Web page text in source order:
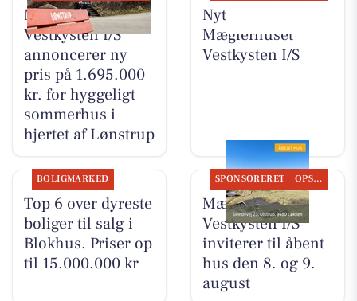
Mæglerhuset
Vestkysten I/S
annoncerer ny
pris på 1.695.000
kr. for hyggeligt
sommerhus i
hjertet af Lønstrup
Nyt fra
Mæglerhuset
Vestkysten I/S
BOLIGMARKED
Top 6 over dyreste
boliger til salg i
Blokhus. Priser op
til 15.000.000 kr
SPONSORERET OPSLAGSTAVLEN
Mæglerhuset
Vestkysten I/S
inviterer til åbent
hus den 8. og 9.
august